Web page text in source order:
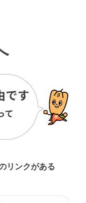
リンクがある